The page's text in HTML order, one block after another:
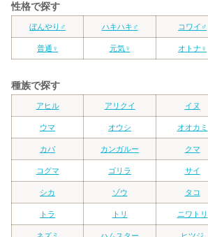
性格で探す
ぼんやり♂ ハキハキ♂ コワイ♂
普通♀ 元気♀ オトナ♀
種族で探す
アヒル アリクイ イヌ
ウマ オウシ オオカミ
カバ カンガルー クマ
コグマ ゴリラ サイ
シカ ゾウ タコ
トラ トリ ニワトリ